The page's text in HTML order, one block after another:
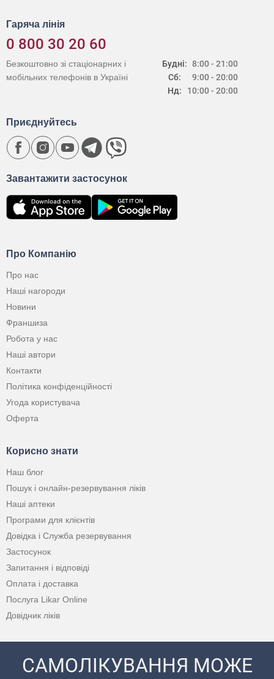
Гаряча лінія
0 800 30 20 60
Будні:
Сб:
Нд:
8:00 - 21:00
9:00 - 20:00
10:00 - 20:00
Безкоштовно зі стаціонарних і
мобільних телефонів в Україні
Про Компанію
Про нас
Наші нагороди
Новини
Франшиза
Робота у нас
Наші автори
Контакти
Політика конфіденційності
Угода користувача
Оферта
Корисно знати
Наш блог
Пошук і онлайн-резервування ліків
Наші аптеки
Програми для клієнтів
Довідка і Служба резервування
Застосунок
Запитання і відповіді
Оплата і доставка
Послуга Likar Online
Довідник ліків
Завантажити застосунок
Приєднуйтесь
САМОЛІКУВАННЯ МОЖЕ